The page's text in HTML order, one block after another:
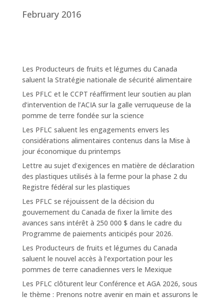
February 2016
Les Producteurs de fruits et légumes du Canada
saluent la Stratégie nationale de sécurité alimentaire
Les PFLC et le CCPT réaffirment leur soutien au plan
d’intervention de l’ACIA sur la galle verruqueuse de la
pomme de terre fondée sur la science
Les PFLC saluent les engagements envers les
considérations alimentaires contenus dans la Mise à
jour économique du printemps
Lettre au sujet d’exigences en matière de déclaration
des plastiques utilisés à la ferme pour la phase 2 du
Registre fédéral sur les plastiques
Les PFLC se réjouissent de la décision du
gouvernement du Canada de fixer la limite des
avances sans intérêt à 250 000 $ dans le cadre du
Programme de paiements anticipés pour 2026.
Les Producteurs de fruits et légumes du Canada
saluent le nouvel accès à l’exportation pour les
pommes de terre canadiennes vers le Mexique
Les PFLC clôturent leur Conférence et AGA 2026, sous
le thème : Prenons notre avenir en main et assurons le